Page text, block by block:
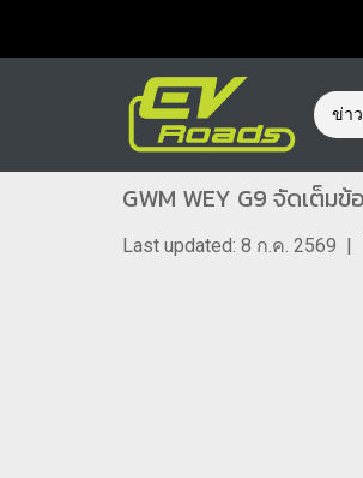
ข่า
GWM WEY G9 จัดเต็ม
Last updated: 8 ก.ค. 2569 |